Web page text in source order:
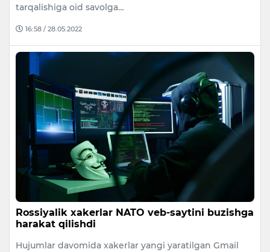
tarqalishiga oid savolga…
16:58 / 28.05.2022
Rossiyalik xakerlar NATO veb-saytini buzishga
harakat qilishdi
Hujumlar davomida xakerlar yangi yaratilgan Gmail